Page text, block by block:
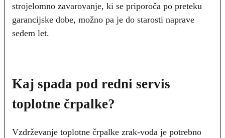
strojelomno zavarovanje, ki se priporoča po preteku
garancijske dobe, možno pa je do starosti naprave
sedem let.
Kaj spada pod redni servis
toplotne črpalke?
Vzdrževanje toplotne črpalke zrak-voda je potrebno